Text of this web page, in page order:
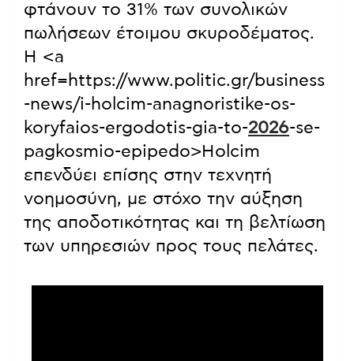
φτάνουν το 31% των συνολικών
πωλήσεων έτοιμου σκυροδέματος.
Η <a
href=https://www.politic.gr/business
-news/i-holcim-anagnoristike-os-
koryfaios-ergodotis-gia-to-2026-se-
pagkosmio-epipedo>Holcim
επενδύει επίσης στην τεχνητή
νοημοσύνη, με στόχο την αύξηση
της αποδοτικότητας και τη βελτίωση
των υπηρεσιών προς τους πελάτες.